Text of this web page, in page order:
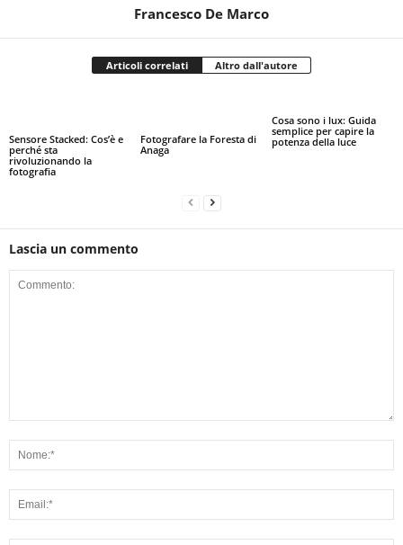
Francesco De Marco
Articoli correlati Altro dall'autore
Sensore Stacked: Cos’è e
perché sta
rivoluzionando la
fotografia
Fotografare la Foresta di
Anaga
Cosa sono i lux: Guida
semplice per capire la
potenza della luce
Lascia un commento